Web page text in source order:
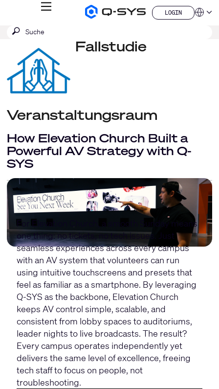
Q-
Homepage
MENÜ
LOGIN
LOGIN
QSYS.com (English)
Deutsch
Español
Français
日本語
China (中文)
Suche
SUCHE
Fallstudie
Veranstaltungsraum
How Elevation Church Built a
Powerful AV Strategy with Q-
SYS
For Elevation Church, a smooth Sunday means
one thing: no tickets, no tech issues. Just
seamless experiences across every campus
with an AV system that volunteers can run
using intuitive touchscreens and presets that
feel as familiar as a smartphone.​ By leveraging
Q-SYS as the backbone, Elevation Church
keeps AV control simple, scalable, and
consistent from lobby spaces to auditoriums,
leader nights to live broadcasts. The result?
Every campus operates independently yet
delivers the same level of excellence, freeing
tech staff to focus on people, not
troubleshooting.